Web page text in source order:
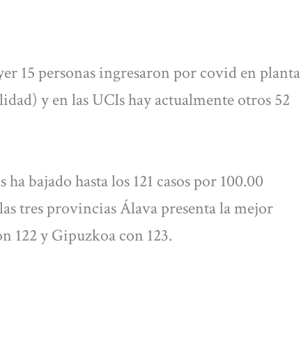
15 personas ingresaron por covid en planta
y en las UCIs hay actualmente otros 52
bajado hasta los 121 casos por 100.00
tres provincias Álava presenta la mejor
122 y Gipuzkoa con 123.